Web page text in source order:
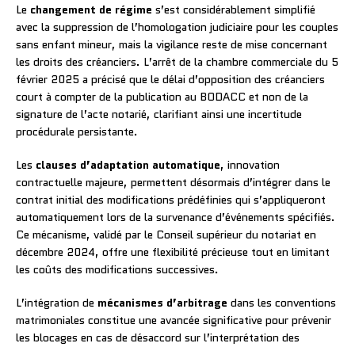
Le changement de régime s’est considérablement simplifié
avec la suppression de l’homologation judiciaire pour les couples
sans enfant mineur, mais la vigilance reste de mise concernant
les droits des créanciers. L’arrêt de la chambre commerciale du 5
février 2025 a précisé que le délai d’opposition des créanciers
court à compter de la publication au BODACC et non de la
signature de l’acte notarié, clarifiant ainsi une incertitude
procédurale persistante.
Les clauses d’adaptation automatique, innovation
contractuelle majeure, permettent désormais d’intégrer dans le
contrat initial des modifications prédéfinies qui s’appliqueront
automatiquement lors de la survenance d’événements spécifiés.
Ce mécanisme, validé par le Conseil supérieur du notariat en
décembre 2024, offre une flexibilité précieuse tout en limitant
les coûts des modifications successives.
L’intégration de mécanismes d’arbitrage dans les conventions
matrimoniales constitue une avancée significative pour prévenir
les blocages en cas de désaccord sur l’interprétation des